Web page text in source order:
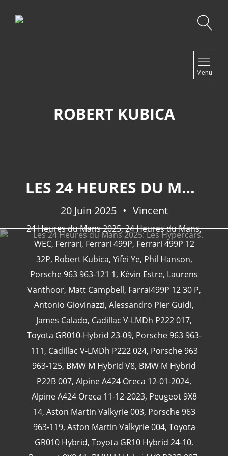
Menu
ROBERT KUBICA
LES 24 HEURES DU MANS 2025: LES HYPERCARS.
20 Juin 2025 Vincent
24 Heures du Mans 2025,24 Heures du Mans,
WEC, Ferrari, Ferrari 499P, Ferrari 499P 12
32P, Robert Kubica, Yifei Ye, Phil Hanson,
Porsche 963 963-121 1, Kévin Estre, Laurens
Vanthoor, Matt Campbell, Farrai499P 12 30 P,
Antonio Giovinazzi, Alessandro Pier Guidi,
James Calado, Cadillac V-LMDh P222 017,
Toyota GR010-Hybrid 23-09, Porsche 963 963-
111, Cadillac V-LMDh P222 024, Porsche 963
963-125, BMW M Hybrid V8, BMW M Hybrid
P22B 007, Alpine A424 Oreca 12-01-2024,
Alpine A424 Oreca 11-12-2023, Peugeot 9X8
14, Aston Martin Valkyrie 003, Porsche 963
963-119, Aston Martin Valkyrie 004, Toyota
GR010 Hybrid, Toyota GR10 Hybrid 24-10,
CATÉGORIES
24 Heures Du Mans 1963
(5)